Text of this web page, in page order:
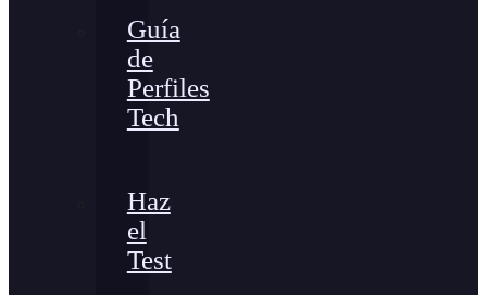
Guía
de
Perfiles
Tech
Haz
el
Test